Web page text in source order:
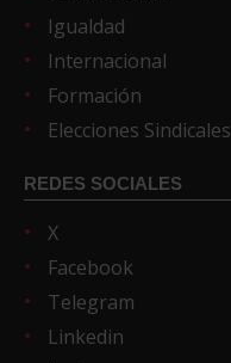
Igualdad
Internacional
Formación
Elecciones Sindicales
REDES SOCIALES
X
Facebook
Telegram
Linkedin